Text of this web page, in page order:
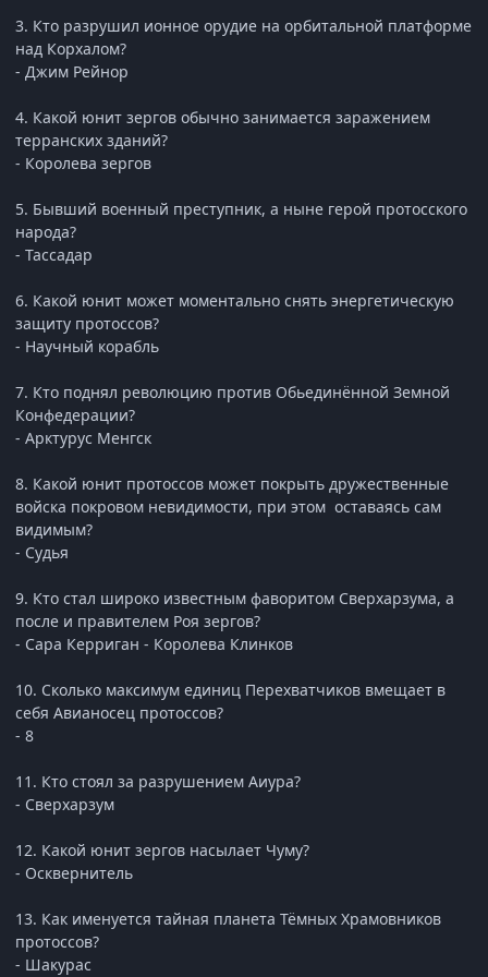
3. Кто разрушил ионное орудие на орбитальной платформе
над Корхалом?
- Джим Рейнор
4. Какой юнит зергов обычно занимается заражением
терранских зданий?
- Королева зергов
5. Бывший военный преступник, а ныне герой протосского
народа?
- Тассадар
6. Какой юнит может моментально снять энергетическую
защиту протоссов?
- Научный корабль
7. Кто поднял революцию против Обьединённой Земной
Конфедерации?
- Арктурус Менгск
8. Какой юнит протоссов может покрыть дружественные
войска покровом невидимости, при этом оставаясь сам
видимым?
- Судья
9. Кто стал широко известным фаворитом Сверхарзума, а
после и правителем Роя зергов?
- Сара Керриган - Королева Клинков
10. Сколько максимум единиц Перехватчиков вмещает в
себя Авианосец протоссов?
- 8
11. Кто стоял за разрушением Аиура?
- Сверхарзум
12. Какой юнит зергов насылает Чуму?
- Осквернитель
13. Как именуется тайная планета Тёмных Храмовников
протоссов?
- Шакурас